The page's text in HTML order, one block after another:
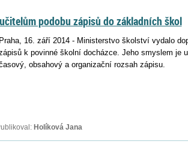
podobu zápisů do základních škol
Praha, 16. září 2014 - Ministerstvo školství vydalo
k povinné školní docházce. Jeho smyslem je
obsahový a organizační rozsah zápisu.
Holíková Jana